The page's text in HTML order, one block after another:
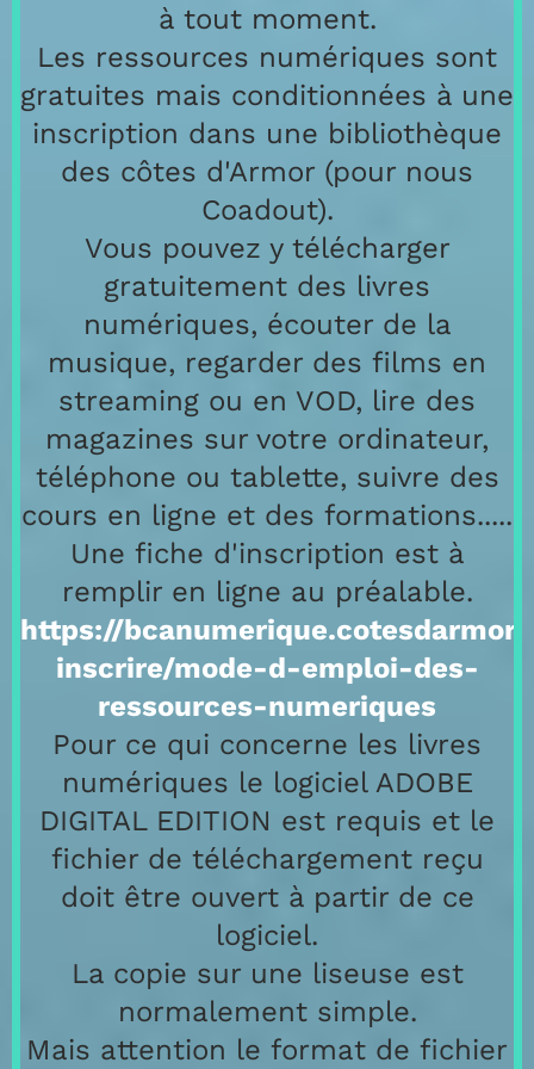
à tout moment.
Les ressources numériques sont
gratuites mais conditionnées à une
inscription dans une bibliothèque
des côtes d'Armor (pour nous
Coadout).
Vous pouvez y télécharger
gratuitement des livres
numériques, écouter de la
musique, regarder des films en
streaming ou en VOD, lire des
magazines sur votre ordinateur,
téléphone ou tablette, suivre des
cours en ligne et des formations.....
Une fiche d'inscription est à
remplir en ligne au préalable.
https://
inscrire/mode-d-emploi-des-
ressources-numeriques
Pour ce qui concerne les livres
numériques le logiciel ADOBE
DIGITAL EDITION est requis et le
fichier de téléchargement reçu
doit être ouvert à partir de ce
logiciel.
La copie sur une liseuse est
normalement simple.
Mais attention le format de fichier